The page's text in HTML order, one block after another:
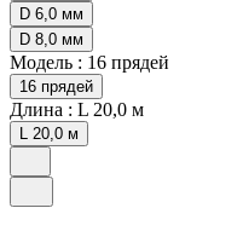
D 6,0 мм
D 8,0 мм
Модель : 16 прядей
16 прядей
Длина : L 20,0 м
L 20,0 м